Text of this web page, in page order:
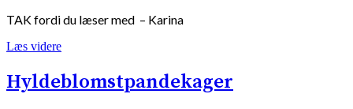
TAK fordi du læser med – Karina
Læs videre
Hyldeblomstpandekager